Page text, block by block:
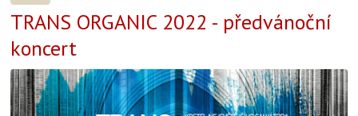
TRANS ORGANIC 2022 - předvánoční
koncert